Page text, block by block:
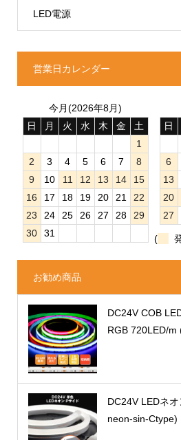
LED電源
営業日カレンダー
今月(2026年8月)
日
月 火 水 木 金
土
1
2
3 4 5 6 7
8
9
10 11 12 13 14
15
16
17 18 19 20 21
22
23
24 25 26 27 28
29
30
31
日
6
13
20
27
(
お勧め商品
DC24V COB
RGB 720LED/m
DC24V LEDネ
neon-sin-Ctype)